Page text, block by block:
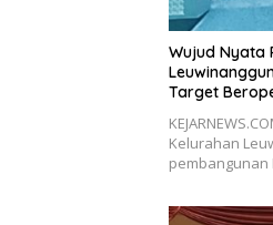
Wujud Nyata
Target
Kelurahan
pembangunan